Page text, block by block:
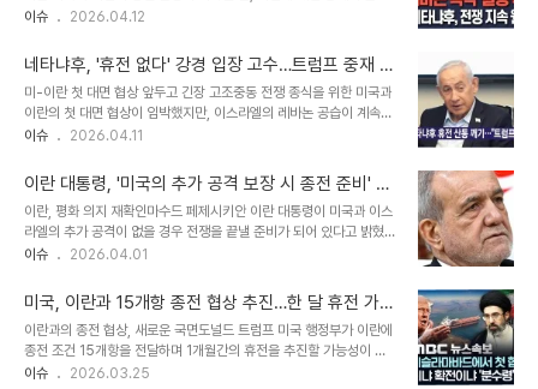
지난 8일 2주간 휴전에 합의한 후 파키스탄이 동석한 가운데 3자 대
단을, 이란은 모하마드 바게르 갈리..
지 않았음을 분명히 했습니다. 그는 영상 성명을 통해 "그들이 우리의
란 정권이 휴전을 간청하고 있다고 주장했습니다. 이스라엘군은 협상
중에도 친이란 무장정파 헤즈볼라를 겨냥한 레바논 공습을 이어갔습
니다. 레바논 공습 지속, 인명 피해 속출이스라엘군은 지난 24시간 동
안 레바논 내 헤즈볼라 관련 목표물 200여 곳을 타격했다고 밝혔습니
다. 이로 인해 레바논 남부에서는 최소 15명의 사망자가 발생했으며,
고 133명이 다쳤습니다. ..
이슈 2026.04.12
네타냐후, '휴전 없다' 강경 입장 고수…트럼프 중재 난
항 예고
미-이란 첫 대면 협상 앞두고 긴장 고조중동 전쟁 종식을 위한 미국과
이란의 첫 대면 협상이 임박했지만, 이스라엘의 레바논 공습이 계속되
면서 협상 전망이 불투명해지고 있습니다. 트럼프 대통령은 이스라엘
멈추지 않겠다는 강경한 입장을 고수하고 있습니다. 트럼프, 네타냐후
에 '자제' 압박…돌연 입장 번복트럼프 대통령은 이스라엘의 레바논 공
격이 휴전 합의와 종전 협상을 흔들자, 네타냐후 총리와의 통화를 통해
레바논 공격 자제를 요구했습니다. 이는 이란과의 협상 동력을 확보하
려는 움직임으로 해석되었으나, 네타냐후 총리는 '헤즈볼라 무장 해
'휴전은 없다'…국민 안전 우..
이슈 2026.04.11
이란 대통령, '미국의 추가 공격 보장 시 종전 준비' 선
언…중동 평화의 희망 엿보이나?
이란, 평화 의지 재확인마수드 페제시키안 이란 대통령이 미국과 이스
라엘의 추가 공격이 없을 경우 전쟁을 끝낼 준비가 되어 있다고 밝혔습
니다. 이란 국영방송 프레스TV에 따르면, 페제시키안 대통령은 유럽
다'는 입장을 분명히 했습니다. 이는 중동 지역의 긴장 완화에 대한 이
란의 의지를 보여주는 중요한 발언입니다. 미국과의 협상, 그리고 '불
법 공격'페제시키안 대통령은 미국과의 협상 과정에서 '불법적인 공
격'을 받았다고 주장하며, 이는 미국이 외교를 거부하고 있음을 보여주
는 증거라고 지적했습니다. 그는 미국과 이스라엘의 군사 공격이 전례
이슈 2026.04.01
미국, 이란과 15개항 종전 협상 추진…한 달 휴전 가능
성 시사
이란과의 종전 협상, 새로운 국면도널드 트럼프 미국 행정부가 이란에
종전 조건 15개항을 전달하며 1개월간의 휴전을 추진할 가능성이 제
기되었습니다. 이는 중동 지역의 긴장 완화에 대한 기대를 높이고 있습
이슈 2026.03.25